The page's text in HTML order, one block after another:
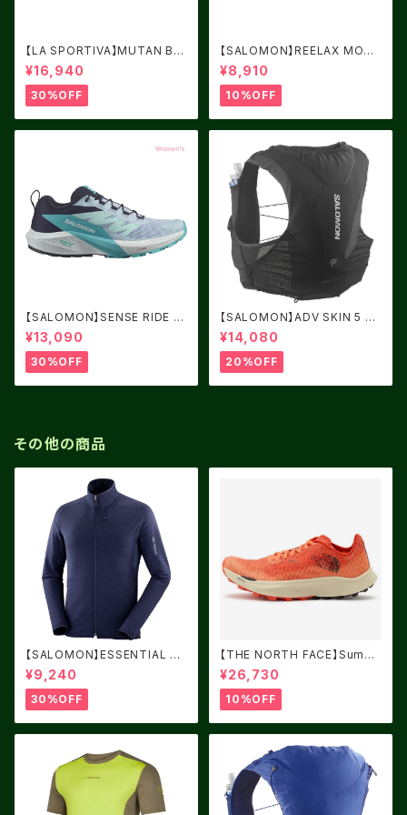
【LA SPORTIVA】MUTAN BL
ACK/YELLOW サイズ：41
¥16,940
30%OFF
【SALOMON】REELAX MOC
6.0 Black / Black / Alloy
¥8,910
10%OFF
【SALOMON】SENSE RIDE 5
Women Cashmere Blue / C
arbon / Peacock Blue
¥13,090
30%OFF
【SALOMON】ADV SKIN 5 BL
ACK
¥14,080
20%OFF
その他の商品
【SALOMON】ESSENTIAL LI
GHT WARM NIGHT SKY
¥9,240
30%OFF
【THE NORTH FACE】Summi
t VECTIV Sky 2 LC
¥26,730
10%OFF